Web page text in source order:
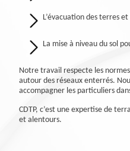
L’évacuation des terres
La mise à niveau du sol
Notre travail respecte les
autour des réseaux enterrés.
accompagner les particuliers
CDTP, c’est une expertise de
et alentours.